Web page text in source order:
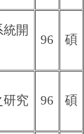
開
96 碩
研究 96 碩